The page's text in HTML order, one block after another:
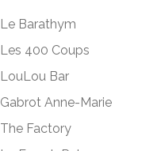
Le Barathym
Les 400 Coups
LouLou Bar
Gabrot Anne-Marie
The Factory